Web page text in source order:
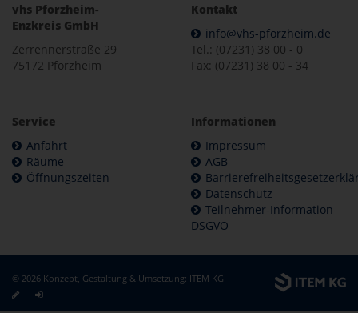
vhs Pforzheim-
Enzkreis GmbH
Zerrennerstraße 29
75172 Pforzheim
Kontakt
info@vhs-pforzheim.de
Tel.: (07231) 38 00 - 0
Fax: (07231) 38 00 - 34
Service
Anfahrt
Räume
Öffnungszeiten
Informationen
Impressum
AGB
Datenschutz
Teilnehmer-Information
DSGVO
© 2026 Konzept, Gestaltung & Umsetzung: ITEM KG